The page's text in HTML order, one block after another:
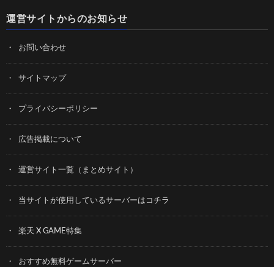
運営サイトからのお知らせ
お問い合わせ
サイトマップ
プライバシーポリシー
広告掲載について
運営サイト一覧（まとめサイト）
当サイトが使用しているサーバーはコチラ
楽天 X GAME特集
おすすめ無料ゲームサーバー